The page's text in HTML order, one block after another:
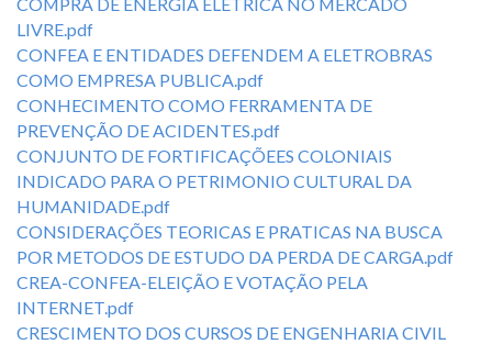
LIVRE.pdf
CONFEA E ENTIDADES DEFENDEM A ELETROBRAS
COMO EMPRESA PUBLICA.pdf
CONHECIMENTO COMO FERRAMENTA DE
PREVENÇÃO DE ACIDENTES.pdf
CONJUNTO DE FORTIFICAÇÕEES COLONIAIS
INDICADO PARA O PETRIMONIO CULTURAL DA
HUMANIDADE.pdf
CONSIDERAÇÕES TEORICAS E PRATICAS NA BUSCA
POR METODOS DE ESTUDO DA PERDA DE CARGA.pdf
CREA-CONFEA-ELEIÇÃO E VOTAÇÃO PELA
INTERNET.pdf
CRESCIMENTO DOS CURSOS DE ENGENHARIA CIVIL